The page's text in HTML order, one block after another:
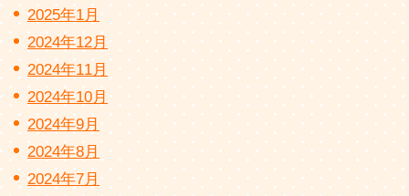
2025年1月
2024年12月
2024年11月
2024年10月
2024年9月
2024年8月
2024年7月